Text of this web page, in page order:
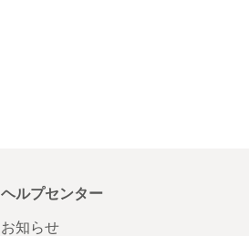
ヘルプセンター
お知らせ